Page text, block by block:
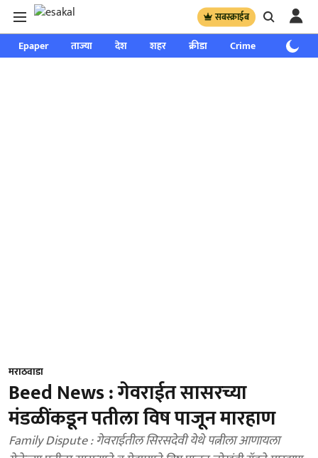
सबस्क्राईब
Epaper ताज्या देश शहर क्रीडा Crime साप्ताहिक
मराठवाडा
Beed News : गेवराईत सासरच्या
मंडळींकडून पतीला विष पाजून मारहाण
Family Dispute : गेवराईतील सिरसदेवी येथे पत्नीला आणायला